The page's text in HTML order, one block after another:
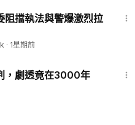
，我們的新聞直播會有知名
聞和實時新聞等; 希望之聲
共已成全世界焦點，習近平
擋執法與警爆激烈拉
· 1星期前
，劇透竟在3000年